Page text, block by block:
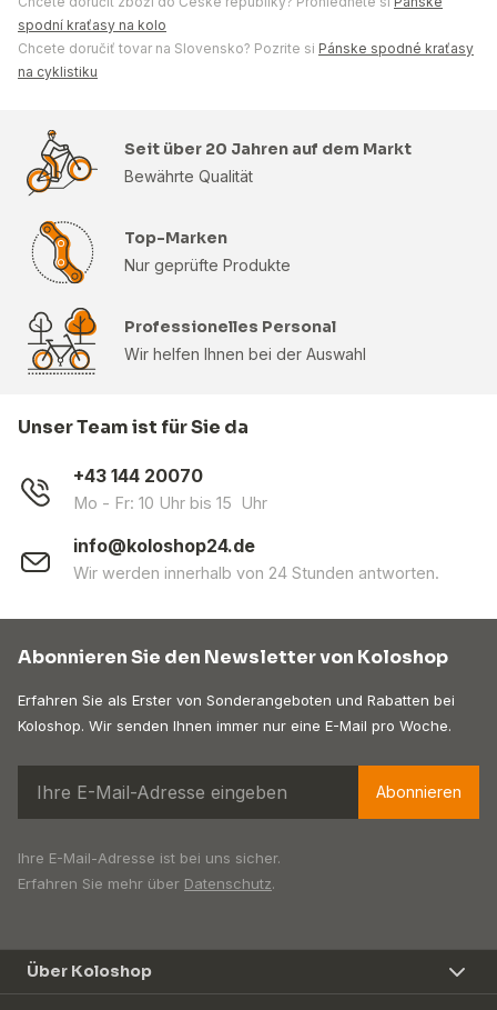
spodní kraťasy na kolo
Chcete doručiť tovar na Slovensko? Pozrite si Pánske spodné kraťasy
na cyklistiku
Seit über 20 Jahren auf dem Markt
Bewährte Qualität
Top-Marken
Nur geprüfte Produkte
Professionelles Personal
Wir helfen Ihnen bei der Auswahl
Unser Team ist für Sie da
+43 144 20070
Mo - Fr: 10 Uhr bis 15 Uhr
info@koloshop24.de
Wir werden innerhalb von 24 Stunden antworten.
Abonnieren Sie den Newsletter von Koloshop
Erfahren Sie als Erster von Sonderangeboten und Rabatten bei
Koloshop. Wir senden Ihnen immer nur eine E-Mail pro Woche.
Abonnieren
Ihre E-Mail-Adresse ist bei uns sicher.
Erfahren Sie mehr über Datenschutz.
Über Koloshop